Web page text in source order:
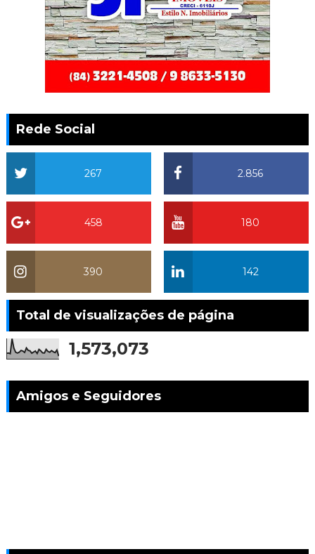
Rede Social
2.856
267
180
458
142
390
Total de visualizações de página
1,573,073
Amigos e Seguidores